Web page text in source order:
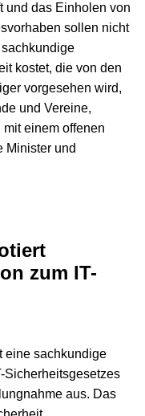
und das Einholen von
sollen nicht
kostet, die von den
vorgesehen wird,
und Vereine,
einem offenen
Minister und
zum IT-
eine sachkundige
Sicherheitsgesetzes
aus. Das